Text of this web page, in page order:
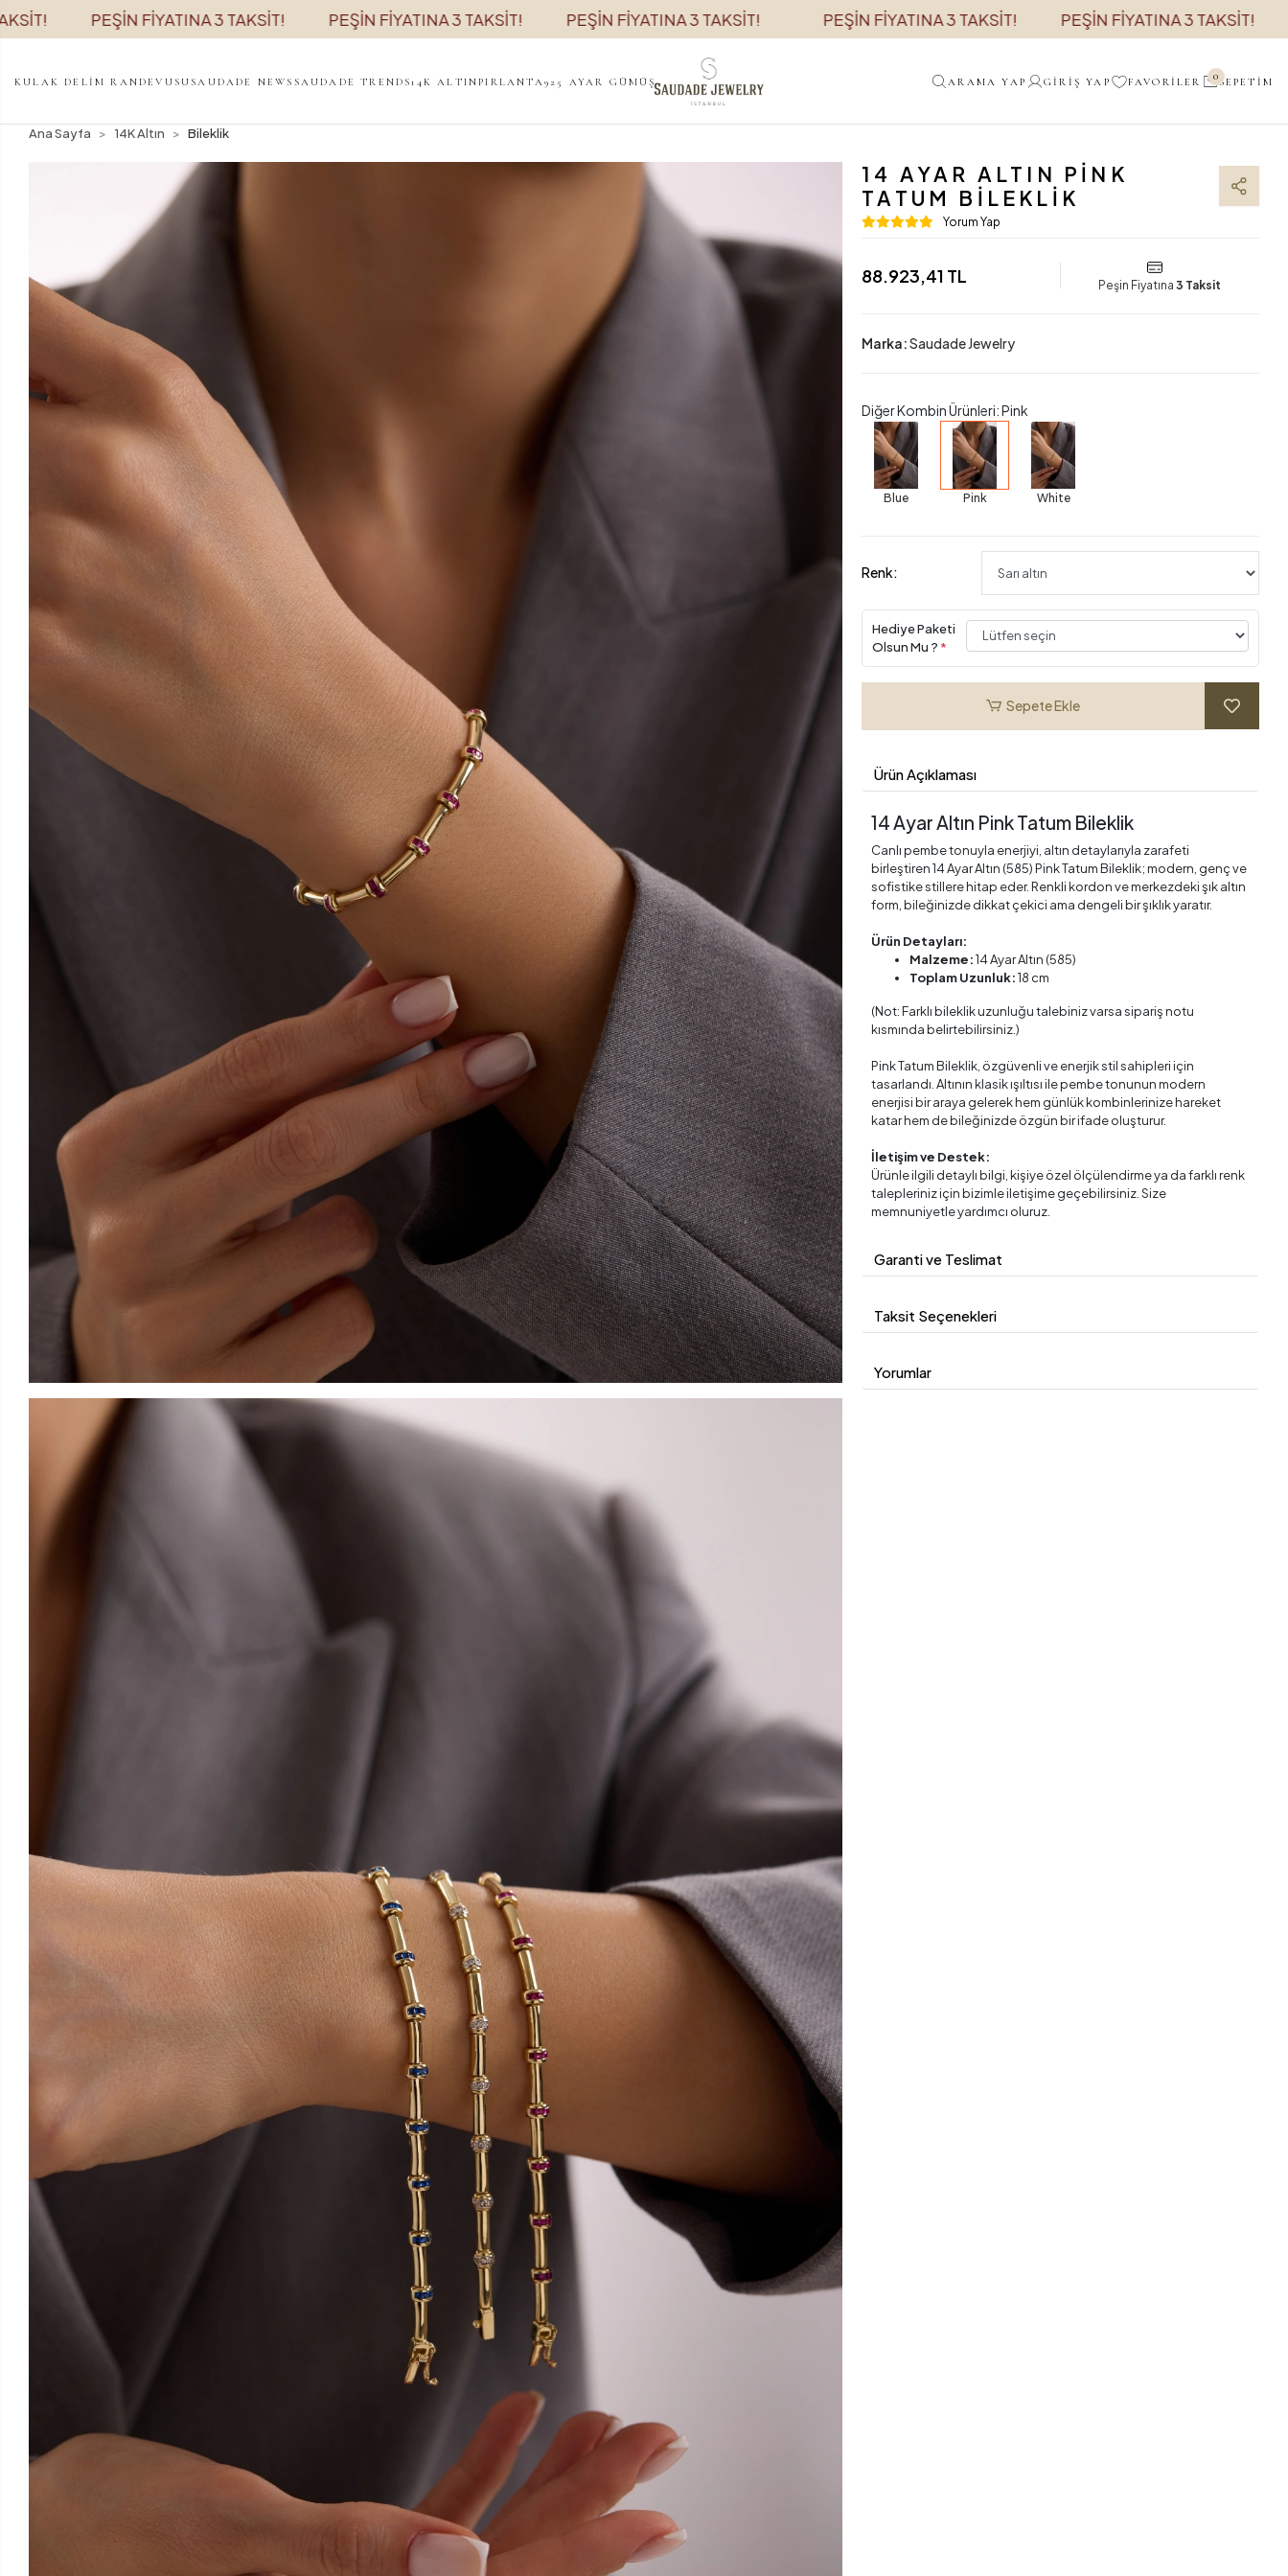
PEŞİN FİYATINA 3 TAKSİT! PEŞİN FİYATINA 3 TAKSİT! PEŞİN FİYATINA 3 TAKSİT! PEŞİN FİYATINA 3 TAKSİT! PEŞİN FİYATINA 3 TAKSİT!
KULAK DELİM RANDEVUSUSAUDADE NEWS SAUDADE TRENDS14K ALTINPIRLANTA 925 AYAR GÜMÜŞ ARAMA YAP GIRIŞ YAP FAVORILER 0 SEPETIM
Ana Sayfa 14K Altın Bileklik
14 AYAR ALTIN PINK
TATUM BILEKLIK
Yorum Yap
88.923,41 TL Peşin Fiyatına3 Taksit
Marka:Saudade Jewelry
Diğer Kombin Ürünleri: Pink
Blue Pink White
Renk:
Hediye Paketi
Olsun Mu ? *
Sepete Ekle
Ürün Açıklaması
14 Ayar Altın Pink Tatum Bileklik
Canlı pembe tonuyla enerjiyi, altın detaylarıyla zarafeti
birleştiren 14 Ayar Altın (585) Pink Tatum Bileklik; modern, genç ve
sofistike stillere hitap eder. Renkli kordon ve merkezdeki şık altın
form, bileğinizde dikkat çekici ama dengeli bir şıklık yaratır.
Ürün Detayları:
Malzeme:14 Ayar Altın (585)
Toplam Uzunluk:18 cm
(Not: Farklı bileklik uzunluğu talebiniz varsa sipariş notu
kısmında belirtebilirsiniz.)
Pink Tatum Bileklik, özgüvenli ve enerjik stil sahipleri için
tasarlandı. Altının klasik ışıltısı ile pembe tonunun modern
enerjisi bir araya gelerek hem günlük kombinlerinize hareket
katar hem de bileğinizde özgün bir ifade oluşturur.
İletişim ve Destek:
Ürünle ilgili detaylı bilgi, kişiye özel ölçülendirme ya da farklı renk
talepleriniz için bizimle iletişime geçebilirsiniz. Size
memnuniyetle yardımcı oluruz.
Garanti ve Teslimat
Taksit Seçenekleri
Yorumlar